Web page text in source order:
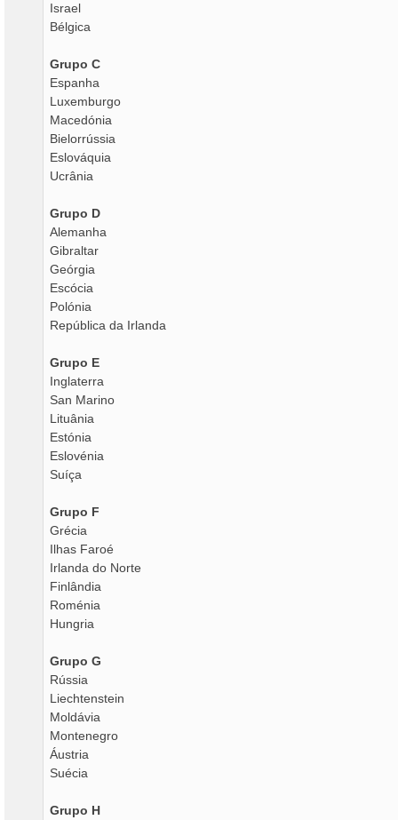
Israel
Bélgica
Grupo C
Espanha
Luxemburgo
Macedónia
Bielorrússia
Eslováquia
Ucrânia
Grupo D
Alemanha
Gibraltar
Geórgia
Escócia
Polónia
República da Irlanda
Grupo E
Inglaterra
San Marino
Lituânia
Estónia
Eslovénia
Suíça
Grupo F
Grécia
Ilhas Faroé
Irlanda do Norte
Finlândia
Roménia
Hungria
Grupo G
Rússia
Liechtenstein
Moldávia
Montenegro
Áustria
Suécia
Grupo H